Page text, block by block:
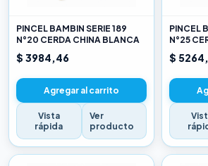
PINCEL BAMBIN SERIE 189
N°20 CERDA CHINA BLANCA
$ 3984,46
Agregar al carrito
Vista
rápida
Ver
producto
PINCEL
N°25
$